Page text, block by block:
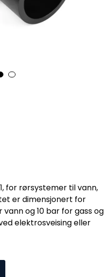
for rørsystemer til vann,
er dimensjonert for
og 10 bar for gass og
elektrosveising eller